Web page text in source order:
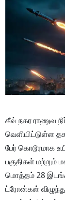
கீவ் நகர ராணுவ
வெளியிட்டுள்ள
பேர் கொடூரமாக
பகுதிகள் மற்றும்
மொத்தம் 28
ட்ரோன்கள்